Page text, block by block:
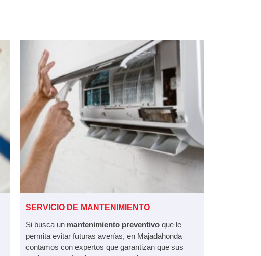
SERVICIO DE MANTENIMIENTO
Si busca un mantenimiento preventivo que le
permita evitar futuras averías, en Majadahonda
contamos con expertos que garantizan que sus